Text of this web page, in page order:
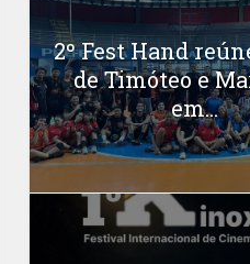
2º Fest Hand
de Timóteo e
em...